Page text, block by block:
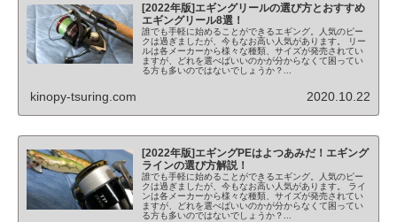
[2022年版]エギングリールの選び方とおすすめ
エギングリール8選！
誰でも手軽に始めることができるエギング。人気のピー
クは過ぎましたが、今もなお高い人気があります。 リー
ルは各メーカーから様々な種類、サイズが発売されてい
ますが、どれを選べばいいのかが分からなくて困ってい
る方も多いのではないでしょうか？...
kinopy-tsuring.com 2020.10.22
[2022年版]エギングPEはよつあみだ！エギング
ラインの選び方解説！
誰でも手軽に始めることができるエギング。人気のピー
クは過ぎましたが、今もなお高い人気があります。 ライ
ンは各メーカーから様々な種類、サイズが発売されてい
ますが、どれを選べばいいのかが分からなくて困ってい
る方も多いのではないでしょうか？...